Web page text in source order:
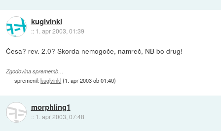
kuglvinkl
:: 1. apr 2003, 01:39
Česa? rev. 2.0? Skorda nemogoče, namreč, NB bo drug!
Zgodovina sprememb…
spremenil:kuglvinkl(1. apr 2003 ob 01:40)
morphling1
:: 1. apr 2003, 07:48